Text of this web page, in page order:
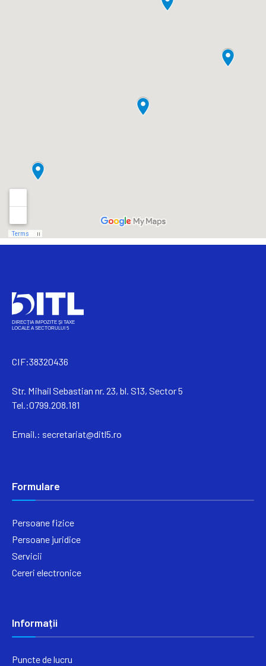
CIF:38320436
Str. Mihail Sebastian nr. 23, bl. S13, Sector 5
Tel.:0799.208.181
Email.: secretariat@ditl5.ro
Formulare
Persoane fizice
Persoane juridice
Servicii
Cereri electronice
Informații
Puncte de lucru